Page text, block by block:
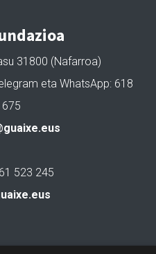
31800 (Nafarroa)
eta WhatsApp: 618
523 245
Aitortu Partekatu